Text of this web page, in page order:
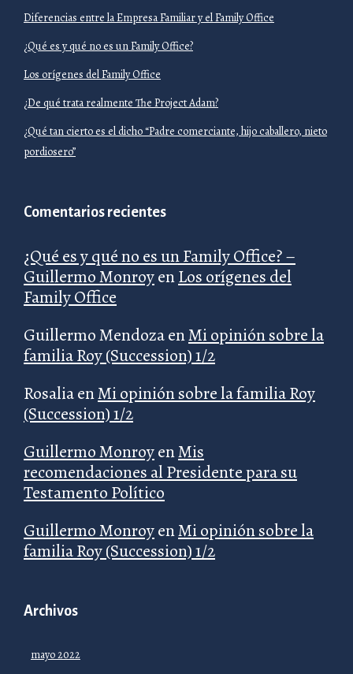
Diferencias entre la Empresa Familiar y el Family Office
¿Qué es y qué no es un Family Office?
Los orígenes del Family Office
¿De qué trata realmente The Project Adam?
¿Qué tan cierto es el dicho “Padre comerciante, hijo caballero, nieto
pordiosero”
Comentarios recientes
¿Qué es y qué no es un Family Office? –
Guillermo MonroyenLos orígenes del
Family Office
Guillermo MendozaenMi opinión sobre la
familia Roy (Succession) 1/2
RosaliaenMi opinión sobre la familia Roy
(Succession) 1/2
Guillermo MonroyenMis
recomendaciones al Presidente para su
Testamento Político
Guillermo MonroyenMi opinión sobre la
familia Roy (Succession) 1/2
Archivos
mayo 2022